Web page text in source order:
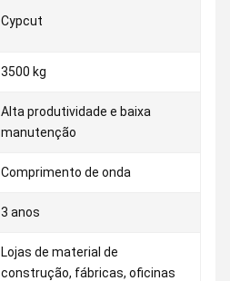
Cypcut
3500 kg
Alta produtividade e baixa
manutenção
Comprimento de onda
3 anos
Lojas de material de
construção, fábricas, oficinas